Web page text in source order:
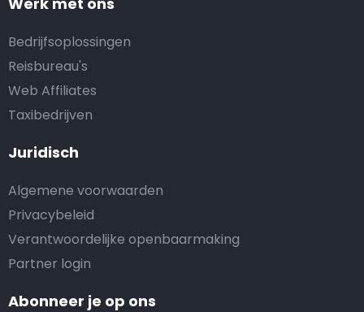
Bedrijfsoplossingen
Reisbureau's
Web Affiliates
Taxibedrijven
Juridisch
Algemene voorwaarden
Privacybeleid
Verantwoordelijke openbaarmaking
Partner login
Abonneer je op ons